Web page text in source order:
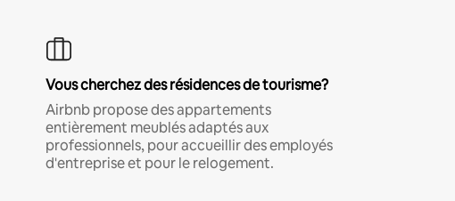
Vous cherchez des résidences de tourisme?
Airbnb propose des appartements
entièrement meublés adaptés aux
professionnels, pour accueillir des employés
d'entreprise et pour le relogement.